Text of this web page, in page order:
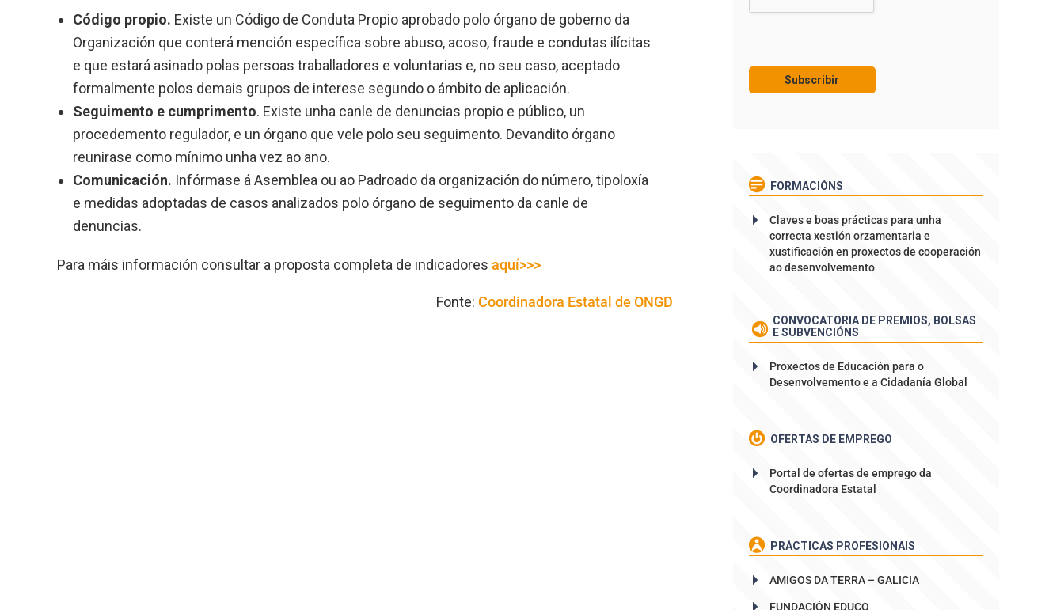
Código propio. Existe un Código de Conduta Propio aprobado polo órgano de goberno da
Organización que conterá mención específica sobre abuso, acoso, fraude e condutas ilícitas
e que estará asinado polas persoas traballadores e voluntarias e, no seu caso, aceptado
formalmente polos demais grupos de interese segundo o ámbito de aplicación.
Seguimento e cumprimento. Existe unha canle de denuncias propio e público, un
procedemento regulador, e un órgano que vele polo seu seguimento. Devandito órgano
reunirase como mínimo unha vez ao ano.
Comunicación. Infórmase á Asemblea ou ao Padroado da organización do número, tipoloxía
e medidas adoptadas de casos analizados polo órgano de seguimento da canle de
denuncias.
Para máis información consultar a proposta completa de indicadores aquí>>>
Fonte: Coordinadora Estatal de ONGD
FORMACIÓNS
Claves e boas prácticas para unha
correcta xestión orzamentaria e
xustificación en proxectos de cooperación
ao desenvolvemento
CONVOCATORIA DE PREMIOS, BOLSAS
E SUBVENCIÓNS
Proxectos de Educación para o
Desenvolvemento e a Cidadanía Global
OFERTAS DE EMPREGO
Portal de ofertas de emprego da
Coordinadora Estatal
PRÁCTICAS PROFESIONAIS
AMIGOS DA TERRA – GALICIA
FUNDACIÓN EDUCO